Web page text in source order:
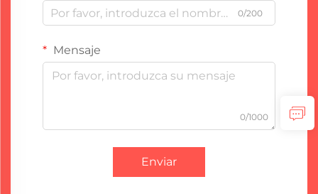
0/200
Mensaje
0/1000
Enviar